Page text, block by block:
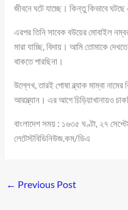
জীবনে ঘটে যাচ্ছে। কিন্তু কিভাবে
এরপর তিনি সাবেক বউয়ের মোবাইল
মারা যাচ্ছি, বিদায়। আমি তোমাকে
থাকতে পারছিনা।
উল্লেখ, তারই পোষা ব্ল্যাক মাম্বা
আরস্ল্যান। এর আগে চিড়িয়াখানায়ও
বাংলাদেশ সময় : ১৬৩৫ ঘণ্টা, ২৭
লেটেস্টবিডিনিউজ.কম/ডিএ
← Previous Post